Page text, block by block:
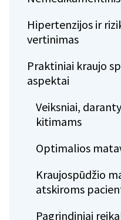
Hipertenzijos ir
vertinimas
Praktiniai kraujo
aspektai
Veiksniai,
kitimams
Optimalios
Kraujospūdžio
atskiroms
Pagrindiniai